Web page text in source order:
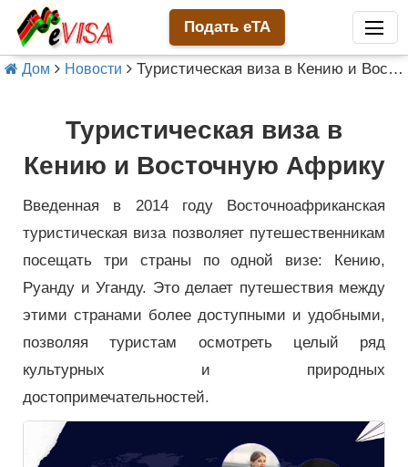
Подать eTA
Дом Новости Туристическая виза в Кению и Восточную Африку
Туристическая виза в
Кению и Восточную Африку
Введенная в 2014 году Восточноафриканская
туристическая виза позволяет путешественникам
посещать три страны по одной визе: Кению,
Руанду и Уганду. Это делает путешествия между
этими странами более доступными и удобными,
позволяя туристам осмотреть целый ряд
культурных и природных
достопримечательностей.